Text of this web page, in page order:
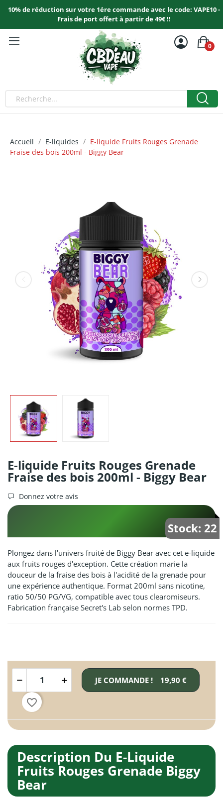
10% de réduction sur votre 1ére commande avec le code: VAPE10 -
Frais de port offert à partir de 49€ !!
0
Accueil E-liquides
E-liquide Fruits Rouges Grenade
Fraise des bois 200ml - Biggy Bear
E-liquide Fruits Rouges Grenade
Fraise des bois 200ml - Biggy Bear
Donnez votre avis
Stock: 22
Plongez dans l'univers fruité de Biggy Bear avec cet e-liquide
aux fruits rouges d'exception. Cette création marie la
douceur de la fraise des bois à l'acidité de la grenade pour
une expérience authentique. Format 200ml sans nicotine,
ratio 50/50 PG/VG, compatible avec tous clearomiseurs.
Fabrication française Secret's Lab selon normes TPD.
JE COMMANDE ! 19,90 €
favorite_border
Description Du E-Liquide
Fruits Rouges Grenade Biggy
Bear